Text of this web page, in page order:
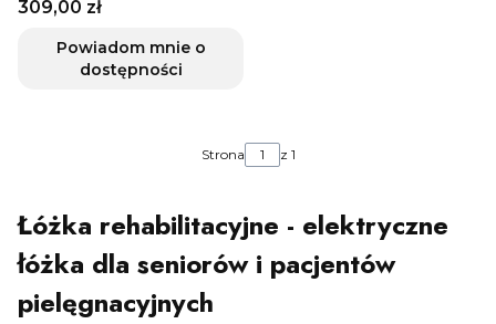
ułatwiający wstawanie
Vitea Care
Cena
309,00 zł
Powiadom mnie o
dostępności
Strona z 1
Łóżka rehabilitacyjne - elektryczne
łóżka dla seniorów i pacjentów
pielęgnacyjnych